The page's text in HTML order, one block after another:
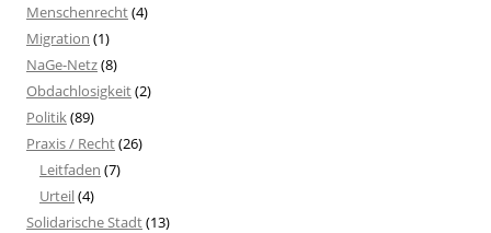
Menschenrecht(4)
Migration (1)
NaGe-Netz(8)
Obdachlosigkeit(2)
Politik(89)
Praxis / Recht(26)
Leitfaden (7)
Urteil(4)
Solidarische Stadt(13)